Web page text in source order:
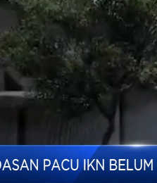
dalam program Closing